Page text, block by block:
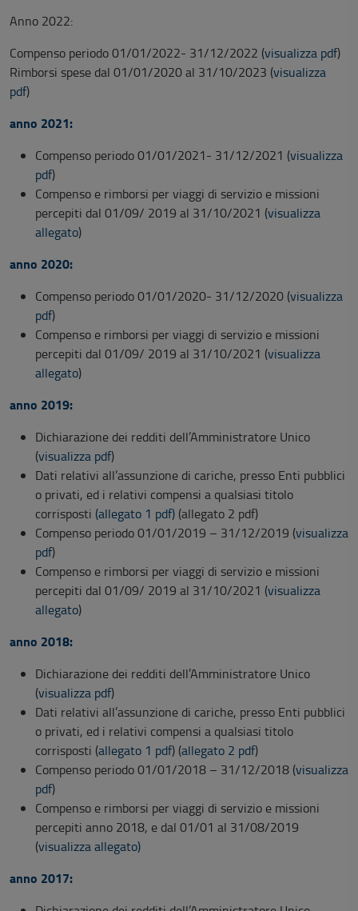
Anno 2022:
Compenso periodo 01/01/2022- 31/12/2022 (visualizza pdf)
Rimborsi spese dal 01/01/2020 al 31/10/2023 (visualizza
pdf)
anno 2021:
Compenso periodo 01/01/2021- 31/12/2021 (visualizza
pdf)
Compenso e rimborsi per viaggi di servizio e missioni
percepiti dal 01/09/ 2019 al 31/10/2021 (visualizza
allegato)
anno 2020:
Compenso periodo 01/01/2020- 31/12/2020 (visualizza
pdf)
Compenso e rimborsi per viaggi di servizio e missioni
percepiti dal 01/09/ 2019 al 31/10/2021 (visualizza
allegato)
anno 2019:
Dichiarazione dei redditi dell’Amministratore Unico
(visualizza pdf)
Dati relativi all’assunzione di cariche, presso Enti pubblici
o privati, ed i relativi compensi a qualsiasi titolo
corrisposti (allegato 1 pdf) (allegato 2 pdf)
Compenso periodo 01/01/2019 – 31/12/2019 (visualizza
pdf)
Compenso e rimborsi per viaggi di servizio e missioni
percepiti dal 01/09/ 2019 al 31/10/2021 (visualizza
allegato)
anno 2018:
Dichiarazione dei redditi dell’Amministratore Unico
(visualizza pdf)
Dati relativi all’assunzione di cariche, presso Enti pubblici
o privati, ed i relativi compensi a qualsiasi titolo
corrisposti (allegato 1 pdf) (allegato 2 pdf)
Compenso periodo 01/01/2018 – 31/12/2018 (visualizza
pdf)
Compenso e rimborsi per viaggi di servizio e missioni
percepiti anno 2018, e dal 01/01 al 31/08/2019
(visualizza allegato)
anno 2017: